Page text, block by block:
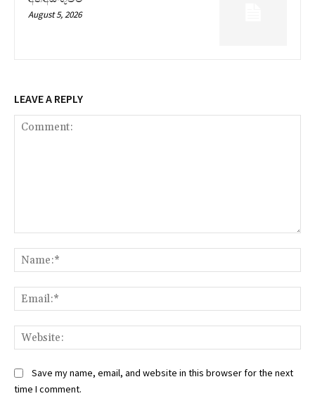
August 5, 2026
LEAVE A REPLY
Save my name, email, and website in this browser for the next
time I comment.